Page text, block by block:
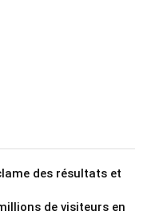
des résultats et
de visiteurs en